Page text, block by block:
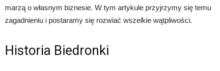
marzą o własnym biznesie. W tym artykule przyjrzymy się temu
zagadnieniu i postaramy się rozwiać wszelkie wątpliwości.
Historia Biedronki